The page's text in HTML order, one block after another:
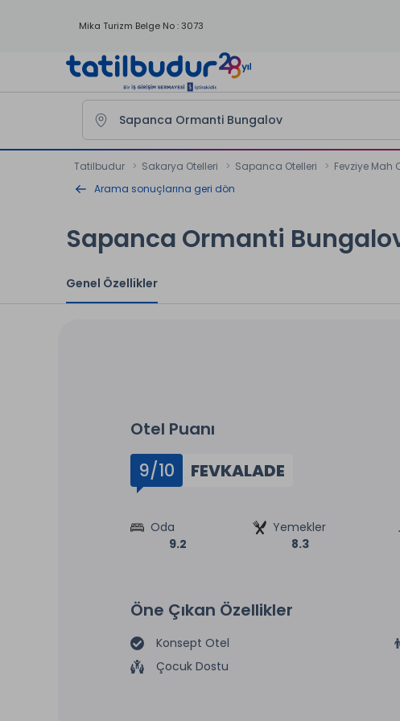
Mika Turizm Belge No : 3073
Tatilbudur Sakarya Otelleri Sapanca Otelleri Fevziye Mah
Arama sonuçlarına geri dön
Sapanca Ormanti
Genel Özellikler
Otel Puanı
9/10 FEVKALADE
Oda
9.2
Yemekler
8.3
Öne Çıkan Özellikler
Konsept Otel
Çocuk Dostu